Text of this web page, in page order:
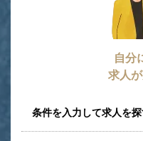
自分
求人
条件を入力して求人を